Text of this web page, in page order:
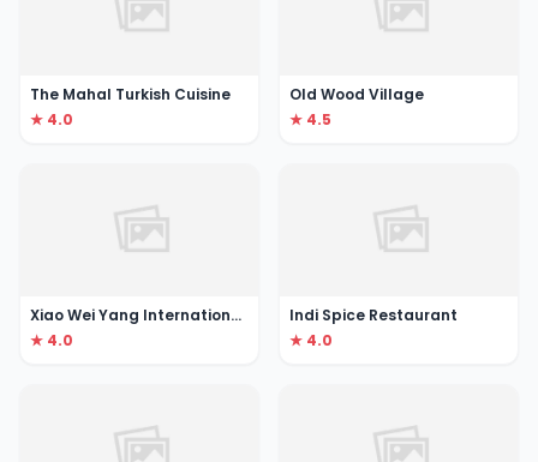
The Mahal Turkish Cuisine
★ 4.0
Old Wood Village
★ 4.5
Xiao Wei Yang International Restaurant ( Little Lamb )
★ 4.0
Indi Spice Restaurant
★ 4.0